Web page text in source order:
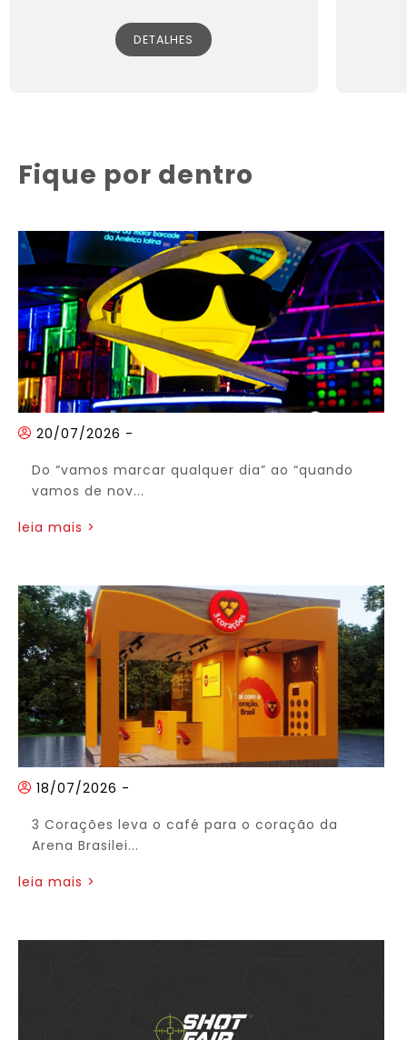
DETALHES
Fique por dentro
20/07/2026 -
Do “vamos marcar qualquer dia” ao “quando
vamos de nov...
leia mais >
18/07/2026 -
3 Corações leva o café para o coração da
Arena Brasilei...
leia mais >